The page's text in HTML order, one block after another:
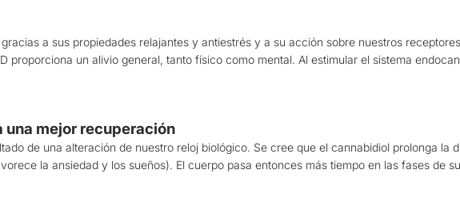
a sus propiedades relajantes y antiestrés y a su acción sobre nuestros
proporciona un alivio general, tanto físico como mental. Al estimular el sistema
una mejor recuperación
de una alteración de nuestro reloj biológico. Se cree que el cannabidiol prolonga la
la ansiedad y los sueños). El cuerpo pasa entonces más tiempo en las fases de